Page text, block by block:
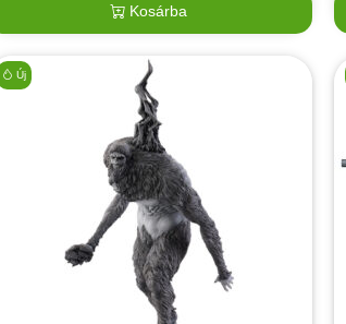
Kosárba
Új